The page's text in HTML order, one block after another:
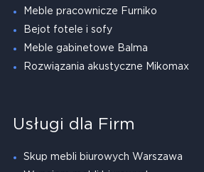
Meble pracownicze Furniko
Bejot fotele i sofy
Meble gabinetowe Balma
Rozwiązania akustyczne Mikomax
Usługi dla Firm
Skup mebli biurowych Warszawa